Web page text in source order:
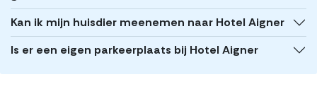
Kan ik mijn huisdier meenemen naar Hotel Aigner
Is er een eigen parkeerplaats bij Hotel Aigner